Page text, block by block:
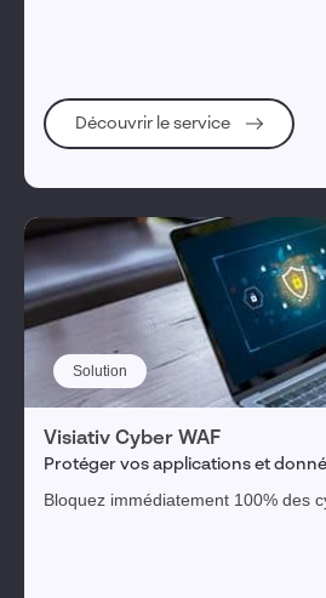
Découvrir le service
Solution
Visiativ Cyber WAF
Protéger vos applications et
Bloquez immédiatement 100% des